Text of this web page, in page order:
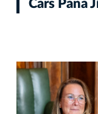
Cars Pana